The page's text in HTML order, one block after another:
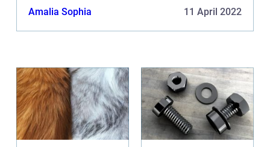
Cream ist eine Gesichtscreme, die gleichzeitig vor
Amalia Sophia 11 April 2022